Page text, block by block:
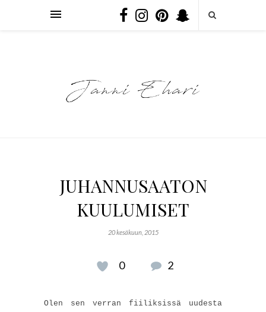
JUHANNUSAATON
KUULUMISET
20 kesäkuun, 2015
0 2
Olen sen verran fiiliksissä uudesta